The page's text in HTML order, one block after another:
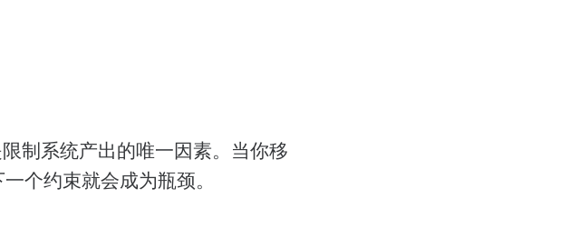
制系统产出的唯一因素。当你移
个约束就会成为瓶颈。